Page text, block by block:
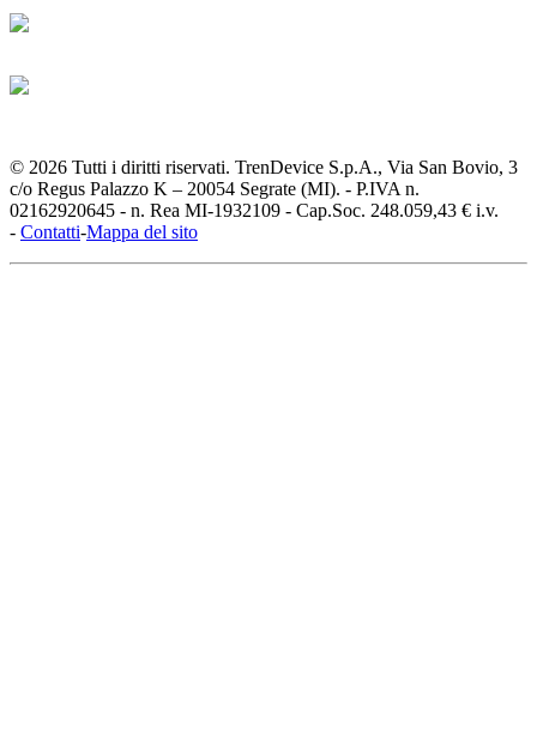
© 2026 Tutti i diritti riservati. TrenDevice S.p.A., Via San Bovio, 3
c/o Regus Palazzo K – 20054 Segrate (MI). - P.IVA n.
02162920645 - n. Rea MI-1932109 - Cap.Soc. 248.059,43 € i.v.
- Contatti-Mappa del sito